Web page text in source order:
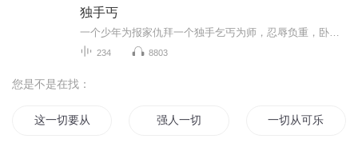
独手丐
234 8803
您是不是在找：
这一切要从那天说起 强人一切 一切从可乐开始